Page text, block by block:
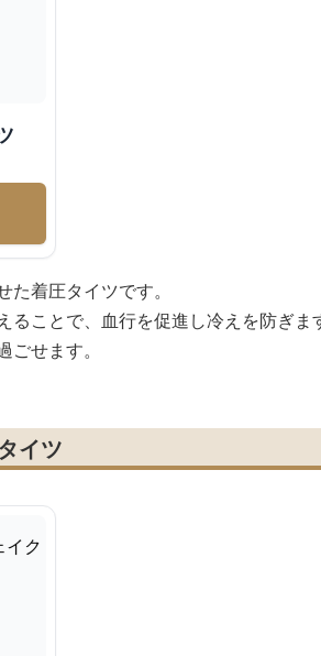
着圧タイツです。
ることで、血行を促進し冷えを防ぎま
せます。
イツ